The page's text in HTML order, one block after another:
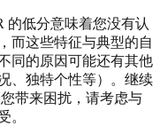
的低分意味着您没有认
而这些特征与典型的自
同的原因可能还有其他
、独特个性等）。继续
带来困扰，请考虑与
。